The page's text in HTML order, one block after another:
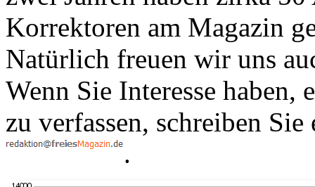
Korrektoren am Magazin
Natürlich freuen wir uns
Wenn Sie Interesse
zu verfassen, schreiben
.